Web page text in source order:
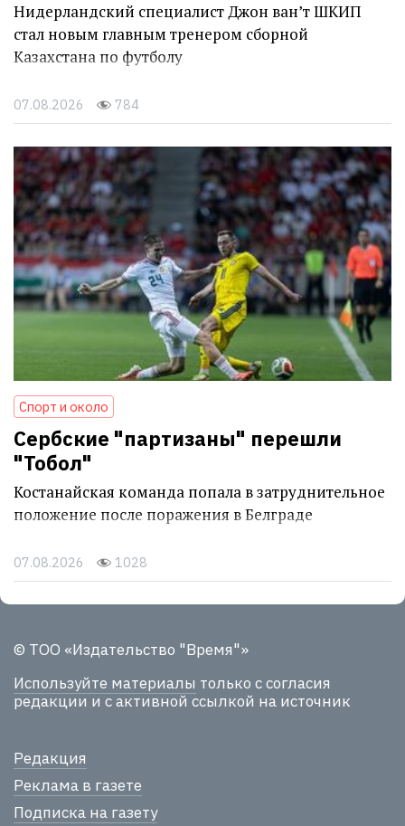
Нидерландский специалист Джон ван’т ШКИП
стал новым главным тренером сборной
Казахстана по футболу
07.08.2026 784
Спорт и около
Сербские "партизаны" перешли
"Тобол"
Костанайская команда попала в затруднительное
положение после поражения в Белграде
07.08.2026 1028
© ТОО «Издательство "Время"»
Используйте материалы только с согласия
редакции и с активной ссылкой на источник
Редакция
Реклама в газете
Подписка на газету